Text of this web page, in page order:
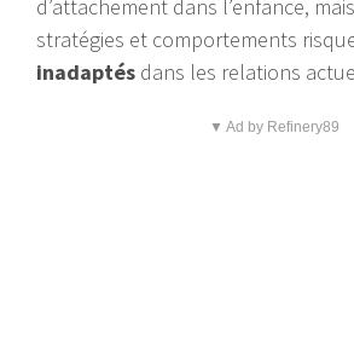
d’attachement dans l’enfance,
stratégies et comportements
inadaptés dans les relations
▼ Ad by Refinery89